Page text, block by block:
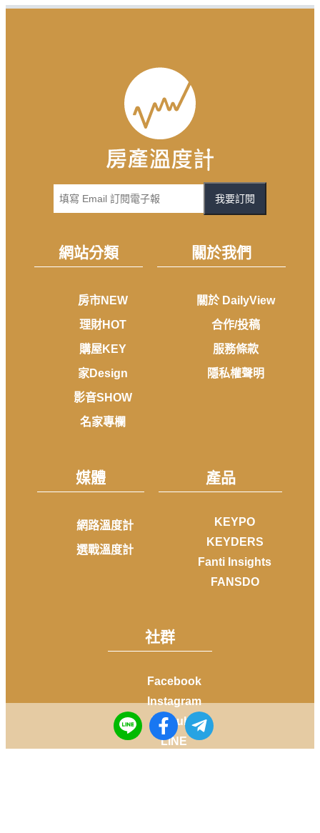
我要訂閱
網站分類
房市NEW
理財HOT
購屋KEY
家Design
影音SHOW
名家專欄
關於我們
關於 DailyView
合作/投稿
服務條款
隱私權聲明
媒體
網路溫度計
選戰溫度計
產品
KEYPO
KEYDERS
Fanti Insights
FANSDO
社群
Facebook
Instagram
Youtube
LINE